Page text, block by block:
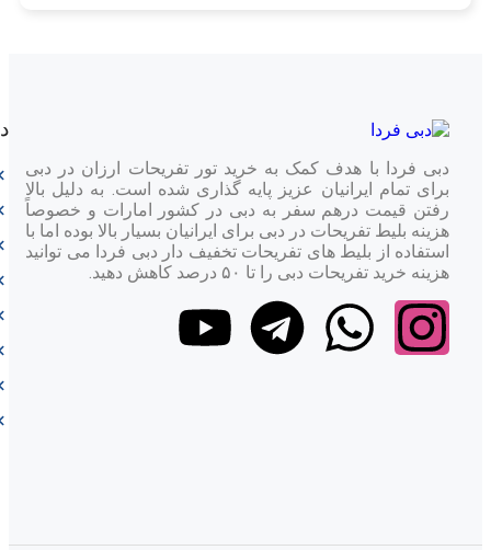
دبی فردا با هدف کمک به خرید تور تفریحات ارزان در دبی
برای تمام ایرانیان عزیز پایه گذاری شده است. به دلیل بالا
رفتن قیمت درهم سفر به دبی در کشور امارات و خصوصاً
هزینه بلیط تفریحات در دبی برای ایرانیان بسیار بالا بوده اما با
استفاده از بلیط های تفریحات تخفیف دار دبی فردا می توانید
هزینه خرید تفریحات دبی را تا ۵۰ درصد کاهش دهید.